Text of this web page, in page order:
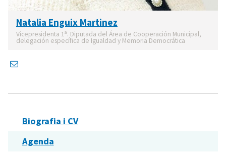
Natalia Enguix Martinez
Vicepresidenta 1ª. Diputada del Área de Cooperación Municipal,
delegación específica de Igualdad y Memoria Democrática
Biografia i CV
Agenda